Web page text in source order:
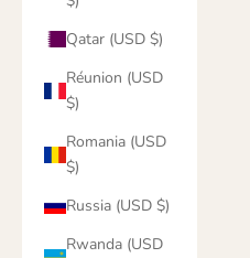
Qatar (USD $)
Réunion (USD
$)
Romania (USD
$)
Russia (USD $)
Rwanda (USD